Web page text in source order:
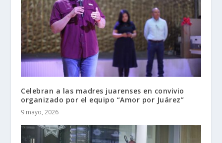
Celebran a las madres juarenses en convivio
organizado por el equipo “Amor por Juárez”
9 mayo, 2026